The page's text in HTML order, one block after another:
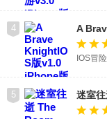
4 A
IOS冒
5
迷室
IOS版